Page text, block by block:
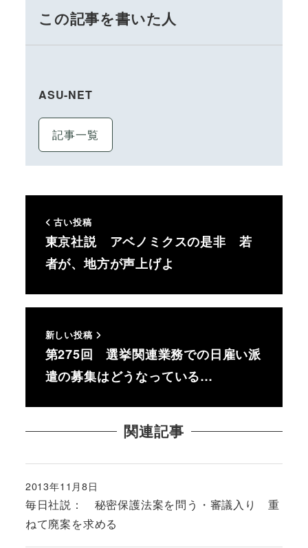
この記事を書いた人
ASU-NET
記事一覧
古い投稿
東京社説 アベノミクスの是非 若
者が、地方が声上げよ
新しい投稿
第275回 選挙関連業務での日雇い派
遣の募集はどうなっている…
関連記事
毎日社説： 秘密保護法案を問う・審議入り 重
ねて廃案を求める
投稿日
2013年11月8日